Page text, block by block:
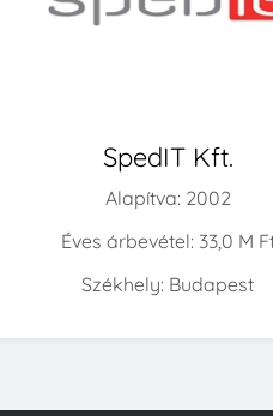
SpedIT Kft.
Alapítva: 2002
Éves árbevétel: 33,0 M
Székhely: Budapest